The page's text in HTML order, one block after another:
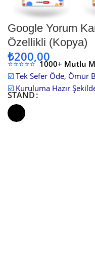
Google Yorum
Özellikli (Kopya)
₺200,00
⭐⭐⭐⭐⭐ 1000+ Mutlu
☑️ Tek Sefer Öde, Ömür
☑️ Kuruluma Hazır
STAND